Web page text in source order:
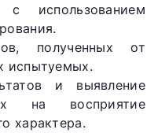
использованием
полученных от
испытуемых.
и выявление
на восприятие
характера.